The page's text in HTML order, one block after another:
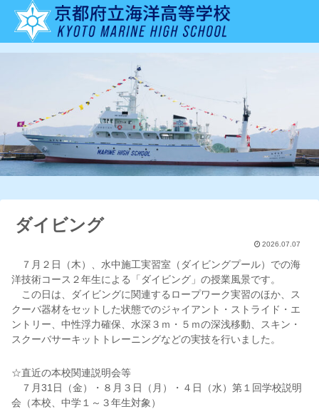
ダイビング
2026.07.07
７月２日（木）、水中施工実習室（ダイビングプール）での海
洋技術コース２年生による「ダイビング」の授業風景です。
この日は、ダイビングに関連するロープワーク実習のほか、ス
クーバ器材をセットした状態でのジャイアント・ストライド・エ
ントリー、中性浮力確保、水深３ｍ・５ｍの深浅移動、スキン・
スクーバサーキットトレーニングなどの実技を行いました。
☆直近の本校関連説明会等
７月31日（金）・８月３日（月）・４日（水）第１回学校説明
会（本校、中学１～３年生対象）